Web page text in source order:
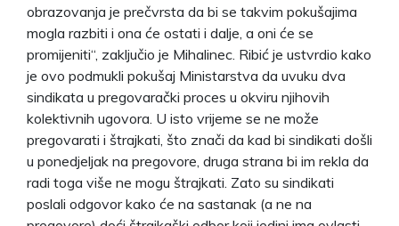
obrazovanja je prečvrsta da bi se takvim pokušajima
mogla razbiti i ona će ostati i dalje, a oni će se
promijeniti“, zaključio je Mihalinec. Ribić je ustvrdio kako
je ovo podmukli pokušaj Ministarstva da uvuku dva
sindikata u pregovarački proces u okviru njihovih
kolektivnih ugovora. U isto vrijeme se ne može
pregovarati i štrajkati, što znači da kad bi sindikati došli
u ponedjeljak na pregovore, druga strana bi im rekla da
radi toga više ne mogu štrajkati. Zato su sindikati
poslali odgovor kako će na sastanak (a ne na